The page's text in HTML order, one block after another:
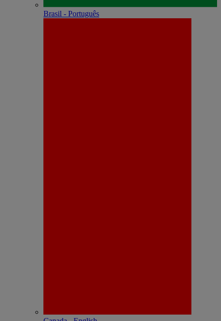
Brasil - Português